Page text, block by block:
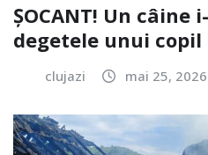
ȘOCANT! Un câine
degetele unui copil
clujazi mai 25, 2026